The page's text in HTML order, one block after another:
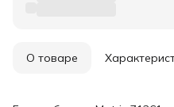
О товаре